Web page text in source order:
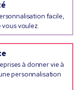
facile,
voulez.
à donner vie à
personnalisation